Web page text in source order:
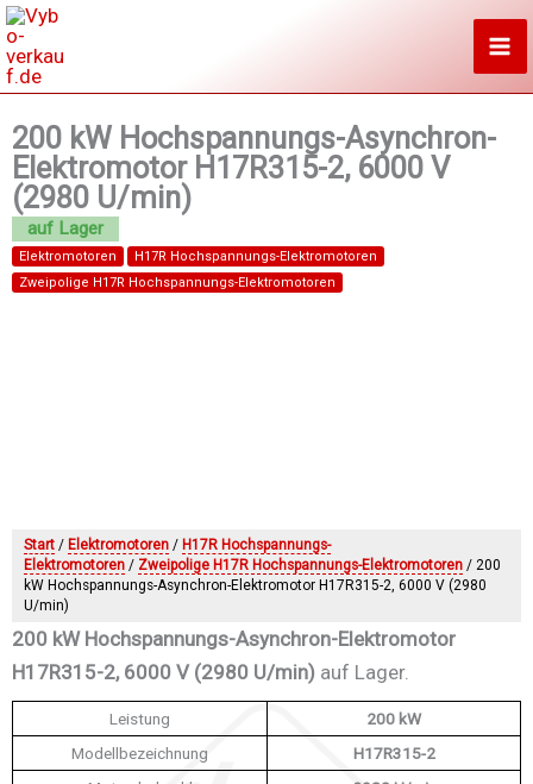
Zum
Inhalt
springen
200 kW Hochspannungs-Asynchron-
Elektromotor H17R315-2, 6000 V
(2980 U/min)
Elektromotoren
H17R Hochspannungs-Elektromotoren
Zweipolige H17R Hochspannungs-Elektromotoren
Start / Elektromotoren / H17R Hochspannungs-
Elektromotoren / Zweipolige H17R Hochspannungs-Elektromotoren / 200
kW Hochspannungs-Asynchron-Elektromotor H17R315-2, 6000 V (2980
U/min)
200 kW Hochspannungs-Asynchron-Elektromotor
H17R315-2, 6000 V (2980 U/min) auf Lager.
Leistung
200 kW
Modellbezeichnung
H17R315-2